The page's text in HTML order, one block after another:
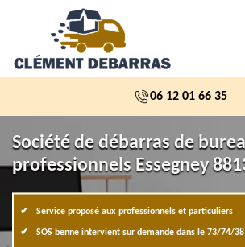
06 12 01 66 35
Société de débarras de
professionnels Essegney
Service proposé aux professionnels et particuliers
SOS benne intervient sur demande dans le 73/74/38